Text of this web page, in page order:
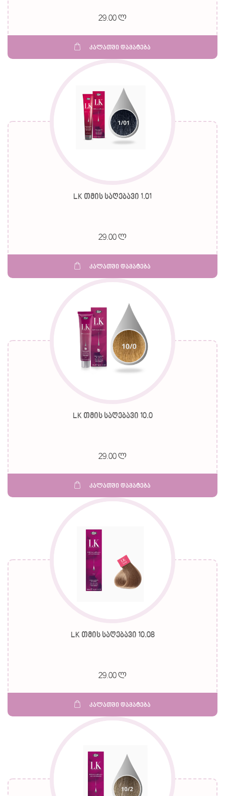
29.00 ლ
კალათში დამატება
LK თმის საღებავი 1.01
29.00 ლ
კალათში დამატება
LK თმის საღებავი 10.0
29.00 ლ
კალათში დამატება
LK თმის საღებავი 10.08
29.00 ლ
კალათში დამატება